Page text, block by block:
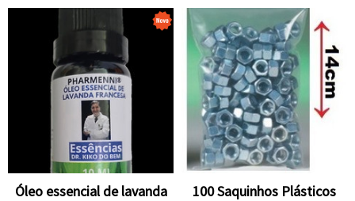
Óleo essencial de lavanda
100 Saquinhos Plásticos